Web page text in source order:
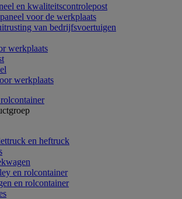
en kwaliteitscontrolepost
voor de werkplaats
van bedrijfsvoertuigen
werkplaats
werkplaats
en heftruck
en rolcontainer
en rolcontainer